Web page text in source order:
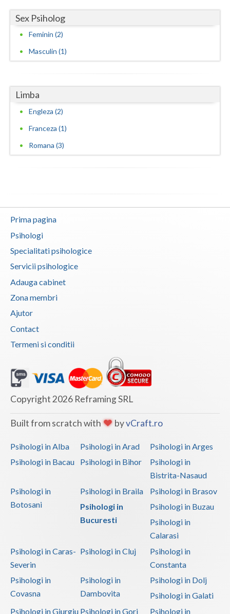
Sex Psiholog
Feminin (2)
Masculin (1)
Limba
Engleza (2)
Franceza (1)
Romana (3)
Prima pagina
Psihologi
Specialitati psihologice
Servicii psihologice
Adauga cabinet
Zona membri
Ajutor
Contact
Termeni si conditii
Copyright 2026 Reframing SRL
Built from scratch with byvCraft.ro
Psihologi in Alba Psihologi in Arad
Psihologi in Arges
Psihologi in Bacau
Psihologi in Bihor
Psihologi in
Bistrita-Nasaud
Psihologi in
Botosani
Psihologi in Braila
Psihologi in Brasov
Psihologi in
Bucuresti
Psihologi in Buzau
Psihologi in
Calarasi
Psihologi in Caras-
Severin
Psihologi in Cluj
Psihologi in
Constanta
Psihologi in
Covasna
Psihologi in
Dambovita
Psihologi in Dolj
Psihologi in Galati
Psihologi in Giurgiu Psihologi in Gorj Psihologi in